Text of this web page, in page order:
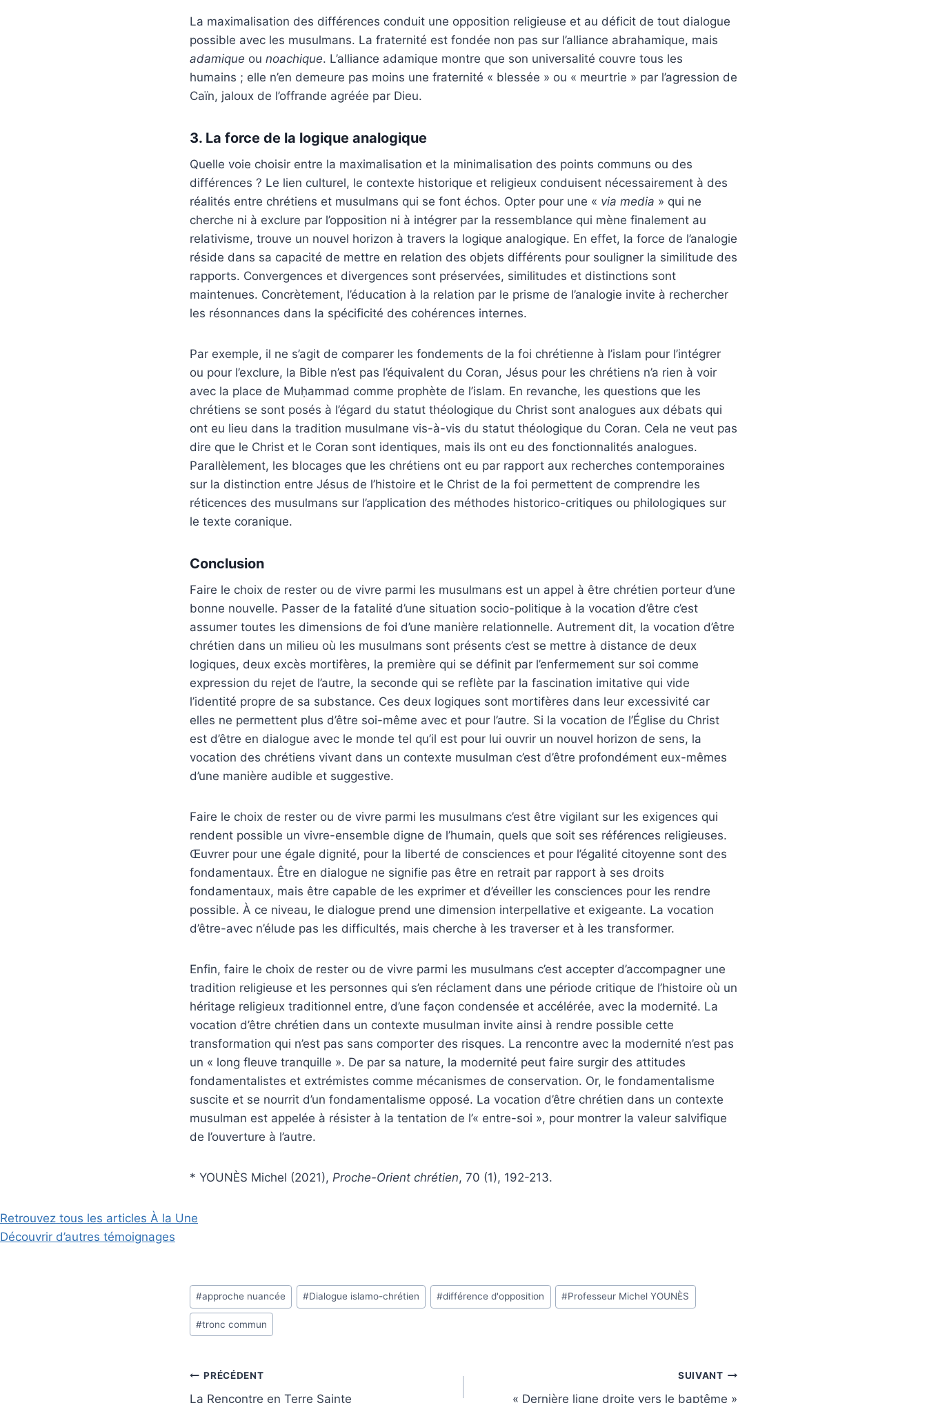
La maximalisation des différences conduit une opposition religieuse et au déficit de tout dialogue
possible avec les musulmans. La fraternité est fondée non pas sur l’alliance abrahamique, mais
adamique ou noachique. L’alliance adamique montre que son universalité couvre tous les
humains ; elle n’en demeure pas moins une fraternité « blessée » ou « meurtrie » par l’agression de
Caïn, jaloux de l’offrande agréée par Dieu.
3. La force de la logique analogique
Quelle voie choisir entre la maximalisation et la minimalisation des points communs ou des
différences ? Le lien culturel, le contexte historique et religieux conduisent nécessairement à des
réalités entre chrétiens et musulmans qui se font échos. Opter pour une « via media » qui ne
cherche ni à exclure par l’opposition ni à intégrer par la ressemblance qui mène finalement au
relativisme, trouve un nouvel horizon à travers la logique analogique. En effet, la force de l’analogie
réside dans sa capacité de mettre en relation des objets différents pour souligner la similitude des
rapports. Convergences et divergences sont préservées, similitudes et distinctions sont
maintenues. Concrètement, l’éducation à la relation par le prisme de l’analogie invite à rechercher
les résonnances dans la spécificité des cohérences internes.
Par exemple, il ne s’agit de comparer les fondements de la foi chrétienne à l’islam pour l’intégrer
ou pour l’exclure, la Bible n’est pas l’équivalent du Coran, Jésus pour les chrétiens n’a rien à voir
avec la place de Muḥammad comme prophète de l’islam. En revanche, les questions que les
chrétiens se sont posés à l’égard du statut théologique du Christ sont analogues aux débats qui
ont eu lieu dans la tradition musulmane vis-à-vis du statut théologique du Coran. Cela ne veut pas
dire que le Christ et le Coran sont identiques, mais ils ont eu des fonctionnalités analogues.
Parallèlement, les blocages que les chrétiens ont eu par rapport aux recherches contemporaines
sur la distinction entre Jésus de l’histoire et le Christ de la foi permettent de comprendre les
réticences des musulmans sur l’application des méthodes historico-critiques ou philologiques sur
le texte coranique.
Conclusion
Faire le choix de rester ou de vivre parmi les musulmans est un appel à être chrétien porteur d’une
bonne nouvelle. Passer de la fatalité d’une situation socio-politique à la vocation d’être c’est
assumer toutes les dimensions de foi d’une manière relationnelle. Autrement dit, la vocation d’être
chrétien dans un milieu où les musulmans sont présents c’est se mettre à distance de deux
logiques, deux excès mortifères, la première qui se définit par l’enfermement sur soi comme
expression du rejet de l’autre, la seconde qui se reflète par la fascination imitative qui vide
l’identité propre de sa substance. Ces deux logiques sont mortifères dans leur excessivité car
elles ne permettent plus d’être soi-même avec et pour l’autre. Si la vocation de l’Église du Christ
est d’être en dialogue avec le monde tel qu’il est pour lui ouvrir un nouvel horizon de sens, la
vocation des chrétiens vivant dans un contexte musulman c’est d’être profondément eux-mêmes
d’une manière audible et suggestive.
Faire le choix de rester ou de vivre parmi les musulmans c’est être vigilant sur les exigences qui
rendent possible un vivre-ensemble digne de l’humain, quels que soit ses références religieuses.
Œuvrer pour une égale dignité, pour la liberté de consciences et pour l’égalité citoyenne sont des
fondamentaux. Être en dialogue ne signifie pas être en retrait par rapport à ses droits
fondamentaux, mais être capable de les exprimer et d’éveiller les consciences pour les rendre
possible. À ce niveau, le dialogue prend une dimension interpellative et exigeante. La vocation
d’être-avec n’élude pas les difficultés, mais cherche à les traverser et à les transformer.
Enfin, faire le choix de rester ou de vivre parmi les musulmans c’est accepter d’accompagner une
tradition religieuse et les personnes qui s’en réclament dans une période critique de l’histoire où un
héritage religieux traditionnel entre, d’une façon condensée et accélérée, avec la modernité. La
vocation d’être chrétien dans un contexte musulman invite ainsi à rendre possible cette
transformation qui n’est pas sans comporter des risques. La rencontre avec la modernité n’est pas
un « long fleuve tranquille ». De par sa nature, la modernité peut faire surgir des attitudes
fondamentalistes et extrémistes comme mécanismes de conservation. Or, le fondamentalisme
suscite et se nourrit d’un fondamentalisme opposé. La vocation d’être chrétien dans un contexte
musulman est appelée à résister à la tentation de l’« entre-soi », pour montrer la valeur salvifique
de l’ouverture à l’autre.
* YOUNÈS Michel (2021), Proche-Orient chrétien, 70 (1), 192-213.
Retrouvez tous les articles À la Une
Découvrir d’autres témoignages
Étiquettes
de
la
#approche nuancée #Dialogue islamo-chrétien #différence d'opposition #Professeur Michel YOUNÈS
#tronc commun
Navigation
PRÉCÉDENT
La Rencontre en Terre Sainte
SUIVANT
« Dernière ligne droite vers le baptême »